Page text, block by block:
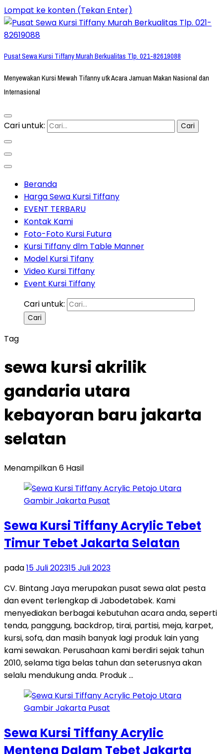
Lompat ke konten (Tekan Enter)
Pusat Sewa Kursi Tiffany Murah Berkualitas Tlp. 021-82619088
Menyewakan Kursi Mewah Tifanny utk Acara Jamuan Makan Nasional dan
Internasional
Cari untuk:
Beranda
Harga Sewa Kursi Tiffany
EVENT TERBARU
Kontak Kami
Foto-Foto Kursi Futura
Kursi Tiffany dlm Table Manner
Model Kursi Tifany
Video Kursi Tiffany
Event Kursi Tiffany
Cari untuk:
Tag
sewa kursi akrilik
gandaria utara
kebayoran baru jakarta
selatan
Menampilkan 6 Hasil
Sewa Kursi Tiffany Acrylic Tebet
Timur Tebet Jakarta Selatan
pada15 Juli 202315 Juli 2023
CV. Bintang Jaya merupakan pusat sewa alat pesta
dan event terlengkap di Jabodetabek. Kami
menyediakan berbagai kebutuhan acara anda, seperti
tenda, panggung, backdrop, tirai, partisi, meja, karpet,
kursi, sofa, dan masih banyak lagi produk lain yang
kami sewakan. Perusahaan kami berdiri sejak tahun
2010, selama tiga belas tahun dan seterusnya akan
selalu mendukung anda. Produk …
Sewa Kursi Tiffany Acrylic
Menteng Dalam Tebet Jakarta